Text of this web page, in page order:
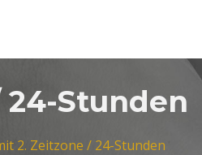
24-Stunden
2. Zeitzone / 24-Stunden